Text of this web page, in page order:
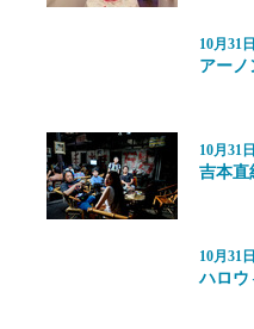
10月31
アーノ
10月31
吉本直
10月31
ハロウ